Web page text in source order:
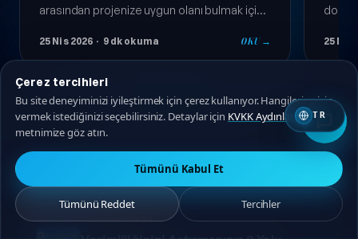
doğrudan etkileyen kritik bir karardır. Bu
nasıl seçeceğinizi öğrenin.
25 Nis 2026 · 11 dk okuma OKU → 24 Nis
ÖNCEKI YAZI
TR
Çerez tercihleri
Bu site deneyiminizi iyileştirmek için çerez kullanıyor. Hangilerine izin
vermek istediğinizi seçebilirsiniz. Detaylar için KVKK Aydınlatma
metnimize göz atın.
Tümünü Kabul Et
Tümünü Reddet Tercihler